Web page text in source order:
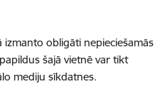
obligāti nepieciešamās
šajā vietnē var tikt
mediju sīkdatnes.